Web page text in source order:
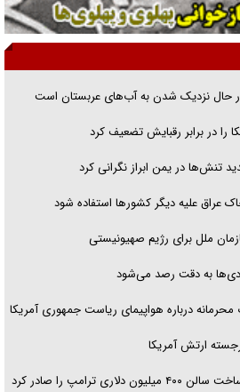
از شکسپیر تا دیکنز
جنگ رمضان/ خواهرم فرمانده جهادی و
حال نزدیک شدن به آب‌های عربستان است
را در برابر رقبایش تضعیف کرد
تنش‌ها در یمن ابراز نگرانی کرد
عراق علیه دیگر کشورها استفاده شود
ملل برای رژیم صهیونیستی
به دقت رصد می‌شود
محرمانه درباره هواپیمای ریاست جمهوری آمریکا
ارتش آمریکا
ترامپ را صادر کرد